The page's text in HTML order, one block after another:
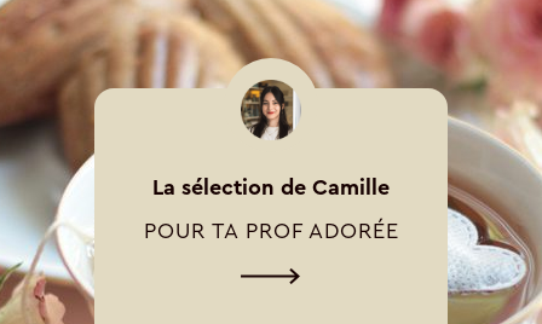
La sélection de Camille
POUR TA PROF ADORÉE